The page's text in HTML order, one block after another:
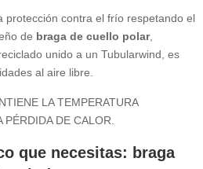
protección contra el frío respetando el
de braga de cuello polar,
unido a un Tubularwind, es
al aire libre.
LA TEMPERATURA
DE CALOR.
que necesitas: braga